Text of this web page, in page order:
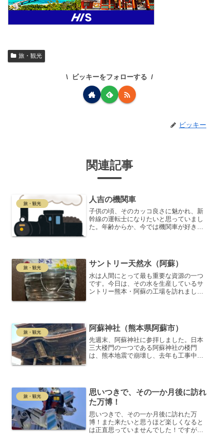
旅・観光
ビッキーをフォローする
ビッキー
関連記事
旅・観光 人吉の機関車
子供の頃、そのカッコ良さに魅かれ、新
幹線の運転士になりたいと思っていまし
た。年齢からか、今では機関車が好きで
ます。以前、熊本の人吉で...
旅・観光 サントリー天然水（阿蘇）
水は人間にとって最も重要な資源の一つ
です。今日は、その水を生産しているサ
ントリー熊本・阿蘇の工場を訪れまし
要です。九州地方では、サ...
旅・観光 阿蘇神社（熊本県阿蘇市）
先週末、阿蘇神社に参拝しました。日本
三大楼門の一つである阿蘇神社の楼門
は、熊本地震で崩壊し、去年も工事中で
い木材で補強され、さらに鉄...
旅・観光
思いつきで、その一か月後に訪れ
た万博！
思いつきで、その一か月後に訪れた万
博！また来たいと思うほど楽しくなると
は正直思っていませんでした！ですが、